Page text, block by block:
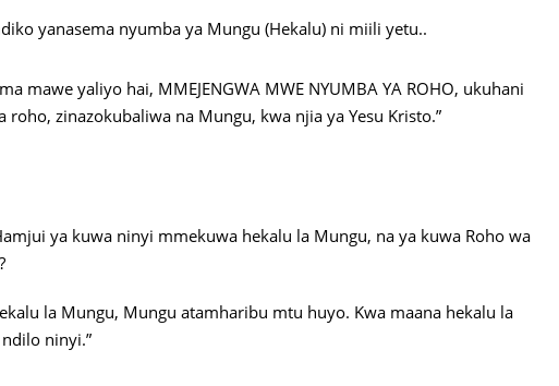
yanasema nyumba ya Mungu (Hekalu) ni miili yetu..
mawe yaliyo hai, MMEJENGWA MWE NYUMBA YA ROHO, ukuhani
zinazokubaliwa na Mungu, kwa njia ya Yesu Kristo.”
ya kuwa ninyi mmekuwa hekalu la Mungu, na ya kuwa Roho wa
la Mungu, Mungu atamharibu mtu huyo. Kwa maana hekalu la
ninyi.”